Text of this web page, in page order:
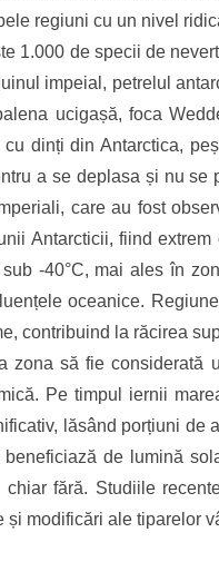
regiuni cu un nivel
1.000 de specii de
impeial, petrelul
ucigașă, foca
dinți din Antarctica,
a se deplasa și nu
care au fost
Antarcticii, fiind
-40°C, mai ales în
oceanice.
contribuind la răcirea
zona să fie considerată
Pe timpul iernii
lăsând porțiuni de
de lumină
fără. Studiile
modificări ale tiparelor